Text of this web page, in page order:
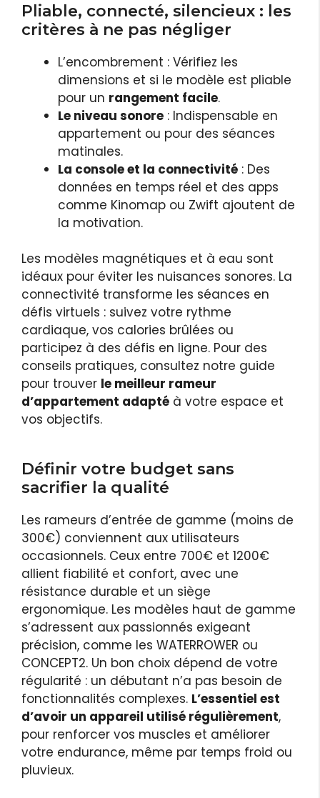
Pliable, connecté, silencieux : les
critères à ne pas négliger
L’encombrement : Vérifiez les
dimensions et si le modèle est pliable
pour un rangement facile.
Le niveau sonore : Indispensable en
appartement ou pour des séances
matinales.
La console et la connectivité : Des
données en temps réel et des apps
comme Kinomap ou Zwift ajoutent de
la motivation.
Les modèles magnétiques et à eau sont
idéaux pour éviter les nuisances sonores. La
connectivité transforme les séances en
défis virtuels : suivez votre rythme
cardiaque, vos calories brûlées ou
participez à des défis en ligne. Pour des
conseils pratiques, consultez notre guide
pour trouver le meilleur rameur
d’appartement adapté à votre espace et
vos objectifs.
Définir votre budget sans
sacrifier la qualité
Les rameurs d’entrée de gamme (moins de
300€) conviennent aux utilisateurs
occasionnels. Ceux entre 700€ et 1200€
allient fiabilité et confort, avec une
résistance durable et un siège
ergonomique. Les modèles haut de gamme
s’adressent aux passionnés exigeant
précision, comme les WATERROWER ou
CONCEPT2. Un bon choix dépend de votre
régularité : un débutant n’a pas besoin de
fonctionnalités complexes. L’essentiel est
d’avoir un appareil utilisé régulièrement,
pour renforcer vos muscles et améliorer
votre endurance, même par temps froid ou
pluvieux.